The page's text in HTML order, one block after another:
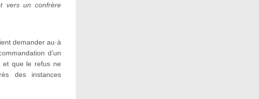
vers un confrère
demander au·à
d’un
et que le refus ne
des instances